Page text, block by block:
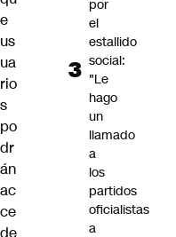
e
us
ua
rio
s
po
dr
án
ac
ce
de
por
el
estallido
social:
"Le
hago
un
llamado
a
los
partidos
oficialistas
a